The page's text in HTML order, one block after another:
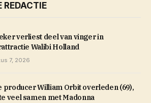
REDACTIE
verliest deel van vinger in
Walibi Holland
7, 2026
producer William Orbit overleden (69),
veel samen met Madonna